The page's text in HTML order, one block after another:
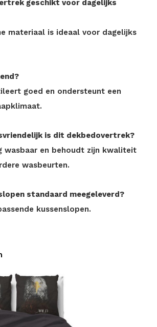
geschikt voor dagelijks
materiaal is ideaal voor dagelijks
goed en ondersteunt een
is dit dekbedovertrek?
wasbaar en behoudt zijn kwaliteit
wasbeurten.
standaard meegeleverd?
kussenslopen.